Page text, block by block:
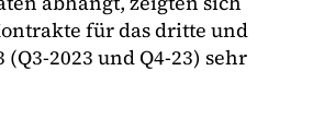
für das dritte und
2023 und Q4-23) sehr